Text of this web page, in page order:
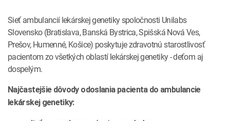
Výsledky vyšetrení Kortizol Odberová príručka
INTOLERANCIA POTRAVÍN Lymská borelióza
Human papillomavirus (HPV)
Sieť ambulancií lekárskej genetiky spoločnosti Unilabs
Slovensko (Bratislava, Banská Bystrica, Spišská Nová Ves,
Prešov, Humenné, Košice) poskytuje zdravotnú starostlivosť
pacientom zo všetkých oblastí lekárskej genetiky - deťom aj
dospelým.
Najčastejšie dôvody odoslania pacienta do ambulancie
lekárskej genetiky: